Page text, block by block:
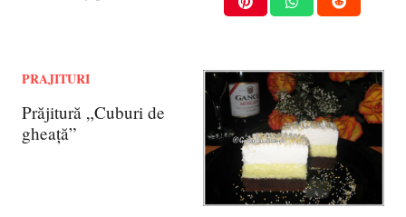
PRAJITURI
Prăjitură „Cuburi de
gheață”